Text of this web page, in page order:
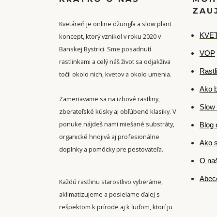
Kvetáreň je online džungľa a slow plant
koncept, ktorý vznikol v roku 2020 v
Banskej Bystrici. Sme posadnutí
rastlinkami a celý náš život sa odjakživa
točil okolo nich, kvetov a okolo umenia.
Zameriavame sa na izbové rastliny,
zberateľské kúsky aj obľúbené klasiky. V
ponuke nájdeš nami miešané substráty,
organické hnojivá aj profesionálne
doplnky a pomôcky pre pestovateľa.
Každú rastlinu starostlivo vyberáme,
aklimatizujeme a posielame ďalej s
rešpektom k prírode aj k ľuďom, ktorí ju
K
VOP
Ako
Slow
Blog
Ako
O